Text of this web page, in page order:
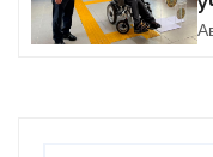
м